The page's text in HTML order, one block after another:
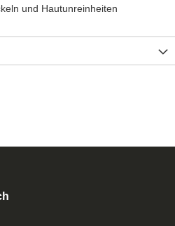
und Hautunreinheiten